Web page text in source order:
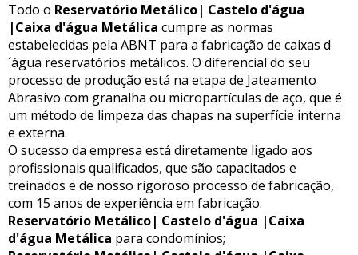
Todo o Reservatório Metálico| Castelo d'água
|Caixa d'água Metálica cumpre as normas
estabelecidas pela ABNT para a fabricação de caixas d
´água reservatórios metálicos. O diferencial do seu
processo de produção está na etapa de Jateamento
Abrasivo com granalha ou micropartículas de aço, que é
um método de limpeza das chapas na superfície interna
e externa.
O sucesso da empresa está diretamente ligado aos
profissionais qualificados, que são capacitados e
treinados e de nosso rigoroso processo de fabricação,
com 15 anos de experiência em fabricação.
Reservatório Metálico| Castelo d'água |Caixa
d'água Metálica para condomínios;